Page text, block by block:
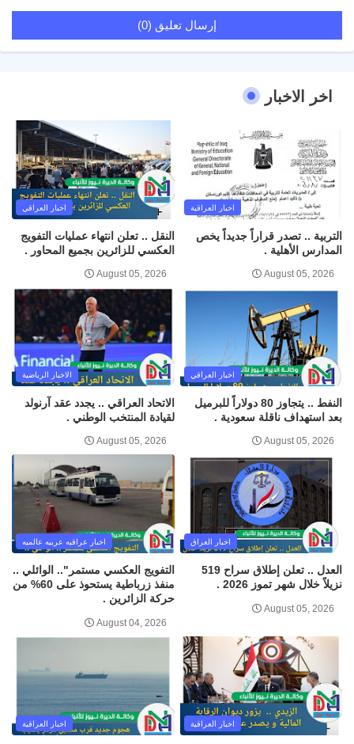
إرسال تعليق (0)
اخر الاخبار
اخبار العراقية
التربية .. تصدر قراراً جديداً يخص
المدارس الأهلية .
August 05, 2026
اخبار العراقي
النقل .. تعلن انتهاء عمليات التفويج
العكسي للزائرين بجميع المحاور .
August 05, 2026
اخبار العراقي
النفط .. يتجاوز 80 دولاراً للبرميل
بعد استهداف ناقلة سعودية .
August 05, 2026
الاخبار الرياضية
الاتحاد العراقي .. يجدد عقد آرنولد
لقيادة المنتخب الوطني .
August 05, 2026
اخبار العراق
العدل .. تعلن إطلاق سراح 519
نزيلاً خلال شهر تموز 2026 .
August 05, 2026
اخبار عراقيه عربيه عالميه
التفويج العكسي مستمر".. الوائلي ..
منفذ زرباطية يستحوذ على 60% من
حركة الزائرين .
August 04, 2026
اخبار العراقية اخبار العراقية